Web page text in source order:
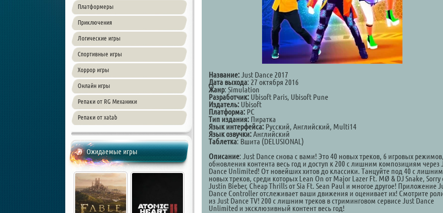
Платформеры
Приключения
Логические игры
Спортивные игры
Хоррор игры
Онлайн игры
Репаки от RG Механики
Репаки от xatab
Ожидаемые игры
Название:Just Dance 2017
Дата выхода: 27 октября 2016
Жанр: Simulation
Разработчик: Ubisoft Paris, Ubisoft Pune
Издатель: Ubisoft
Платформа: PC
Тип издания: Пиратка
Язык интерфейса: Русский, Английский, Multi14
Язык озвучки:Английский
Таблетка: Вшита (DELUSIONAL)
Описание: Just Dance снова с вами! Это 40 новых треков, 6 игровых
обновления контента весь год и доступ к 200 с лишним композициям через
Dance Unlimited! От новейших хитов до классики. Танцуйте под 40 с лишним
новых треков, среди которых Lean On от Major Lazer Ft. MØ & DJ Snake, Sorry
Justin Bieber, Cheap Thrills от Sia Ft. Sean Paul и многое другое! Приложение
Dance Controller отслеживает ваши движения и оценивает их! Смотрите
из Just Dance TV! 200 с лишним треков в стриминговом сервисе Just Dance
Unlimited и эксклюзивный контент весь год!